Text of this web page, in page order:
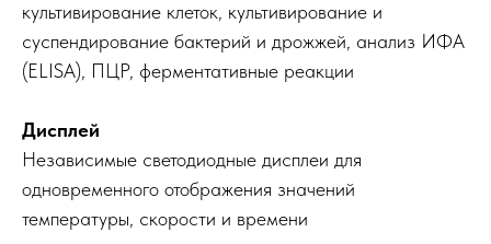
культивирование клеток, культивирование и
суспендирование бактерий и дрожжей, анализ ИФА
(ELISA), ПЦР, ферментативные реакции
Дисплей
Независимые светодиодные дисплеи для
одновременного отображения значений
температуры, скорости и времени